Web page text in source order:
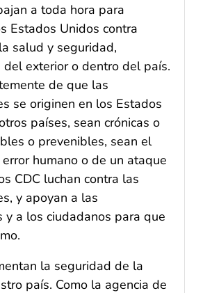
a toda hora para
Estados Unidos contra
salud y seguridad,
del exterior o dentro del país.
de que las
se originen en los Estados
países, sean crónicas o
o prevenibles, sean el
humano o de un ataque
CDC luchan contra las
y apoyan a las
y a los ciudadanos para que
la seguridad de la
país. Como la agencia de